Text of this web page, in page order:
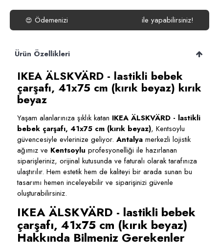
😍 Ödemenizi ile yapabilirsiniz!
Ürün Özellikleri
IKEA ÄLSKVÄRD - lastikli bebek
çarşafı, 41x75 cm (kırık beyaz) kırık
beyaz
Yaşam alanlarınıza şıklık katan IKEA ÄLSKVÄRD - lastikli
bebek çarşafı, 41x75 cm (kırık beyaz), Kentsoylu
güvencesiyle evlerinize geliyor. Antalya merkezli lojistik
ağımız ve Kentsoylu profesyonelliği ile hazırlanan
siparişleriniz, orijinal kutusunda ve faturalı olarak tarafınıza
ulaştırılır. Hem estetik hem de kaliteyi bir arada sunan bu
tasarımı hemen inceleyebilir ve siparişinizi güvenle
oluşturabilirsiniz.
IKEA ÄLSKVÄRD - lastikli bebek
çarşafı, 41x75 cm (kırık beyaz)
Hakkında Bilmeniz Gerekenler